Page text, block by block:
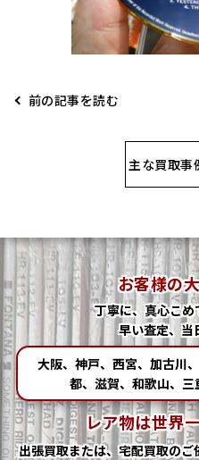
前の記事を読む
主な買取事
お客様の
丁寧に、真心こめ
早い査定、当
大阪、神戸、西宮、加古川
都、滋賀、和歌山、
レア物は世界
出張買取または、宅配買取のご